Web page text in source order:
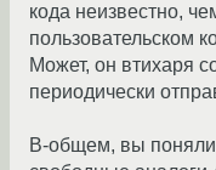
кода неизвестно,
пользовательском
Может, он втихаря
периодически
В-общем, вы